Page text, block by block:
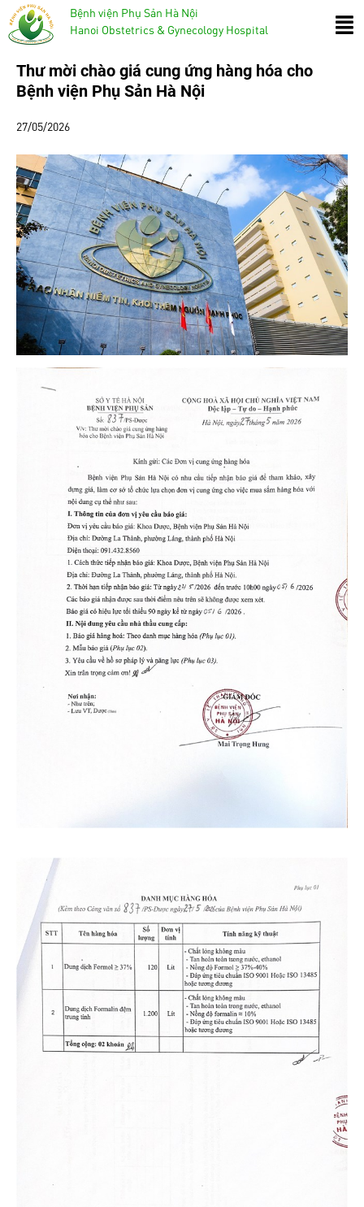
Bệnh viện Phụ Sản Hà Nội
Hanoi Obstetrics & Gynecology Hospital
Thư mời chào giá cung ứng hàng hóa cho
Bệnh viện Phụ Sản Hà Nội
27/05/2026